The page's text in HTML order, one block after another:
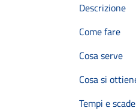
Descrizione
Come fare
Cosa serve
Cosa si
Tempi e